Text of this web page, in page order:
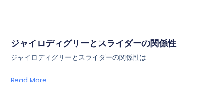
ジャイロディグリーとスライダーの関係性
ジャイロディグリーとスライダーの関係性は
Read More